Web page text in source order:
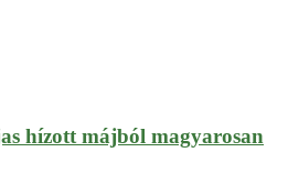
hízott májból magyarosan